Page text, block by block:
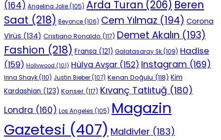
(164) Angelina Jolie(105) Arda Turan (206) Beren
Saat (218) Beyonce(106) Cem Yılmaz (194) Corona
Virüs (134) Cristiano Ronaldo (117) Demet Akalın (193)
Fashion (218) Fransa (121) Galatasaray Sk(109) Hadise
(159) Hollywood (101) Hülya Avşar (152) Instagram (169)
Irina Shayk(110) Justin Bieber(107) Kenan Doğulu (118) Kim
Kardashian (123) Konser (117) Kıvanç Tatlıtuğ (180)
Londra (160) Los Angeles (105) Magazin
Gazetesi (407) Maldivler (183)